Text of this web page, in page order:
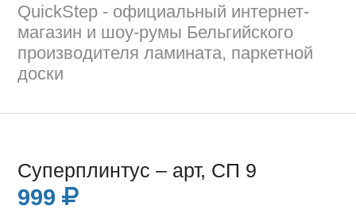
QuickStep - официальный интернет-
магазин и шоу-румы Бельгийского
производителя ламината, паркетной
доски
Суперплинтус – арт, СП 9
999